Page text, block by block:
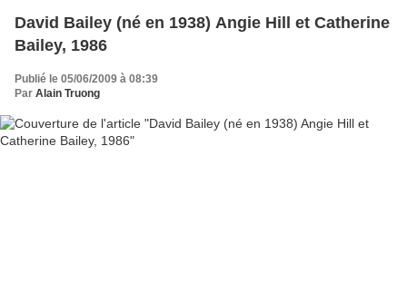
David Bailey (né en 1938) Angie Hill et Catherine
Bailey, 1986
Publié le 05/06/2009 à 08:39
Par Alain Truong